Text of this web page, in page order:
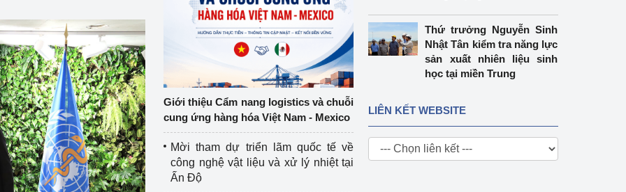
làm việc ở môi trường không có nguy
hiểm khí, bụi nổ
Cơ sở sản xuất, sửa chữa chai chứa
LPG
Tổ chức huấn luyện, bồi dưỡng
nghiệp vụ kiểm định kỹ thuật an toàn
lao động
tiết kiệm và
Hiệu quả năng lượng
và đổi mới sáng
Video bảo vệ môi trường
Album ảnh bảo vệ môi trường
của Đảng
Giới thiệu Cẩm nang logistics và chuỗi
cung ứng hàng hóa Việt Nam - Mexico
Mời tham dự triển lãm quốc tế về
công nghệ vật liệu và xử lý nhiệt tại
Ấn Độ
Thứ trưởng Nguyễn Sinh
Nhật Tân kiểm tra năng lực
sản xuất nhiên liệu sinh
học tại miền Trung
LIÊN KẾT WEBSITE